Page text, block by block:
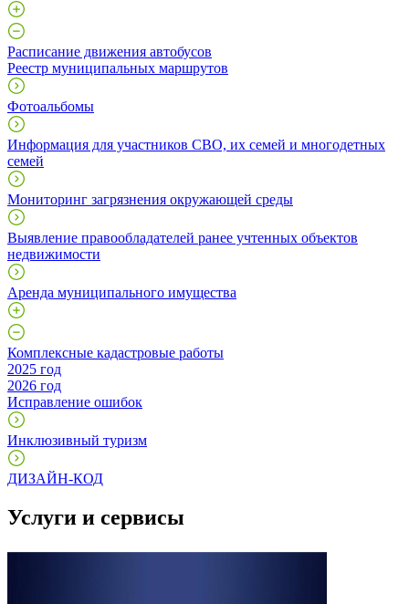
Расписание движения автобусов
Реестр муниципальных маршрутов
Фотоальбомы
Информация для участников СВО, их семей и многодетных
семей
Мониторинг загрязнения окружающей среды
Выявление правообладателей ранее учтенных объектов
недвижимости
Аренда муниципального имущества
Комплексные кадастровые работы
2025 год
2026 год
Исправление ошибок
Инклюзивный туризм
ДИЗАЙН-КОД
Услуги и сервисы